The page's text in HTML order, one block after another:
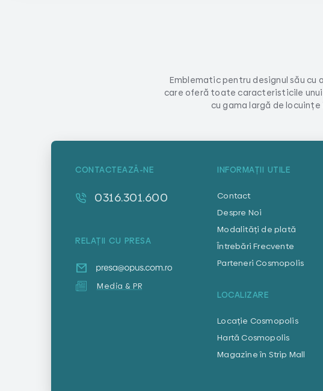
Emblematic pentru designul său
care oferă toate caracteristicile unui
cu gama largă de
CONTACTEAZĂ-NE
0316.301.600
RELAȚII CU PRESA
Media & PR
INFORMAȚII UTILE
Contact
Despre Noi
Modalități de plată
Întrebări Frecvente
Parteneri Cosmopolis
LOCALIZARE
Locație Cosmopolis
Hartă Cosmopolis
Magazine în Strip Mall